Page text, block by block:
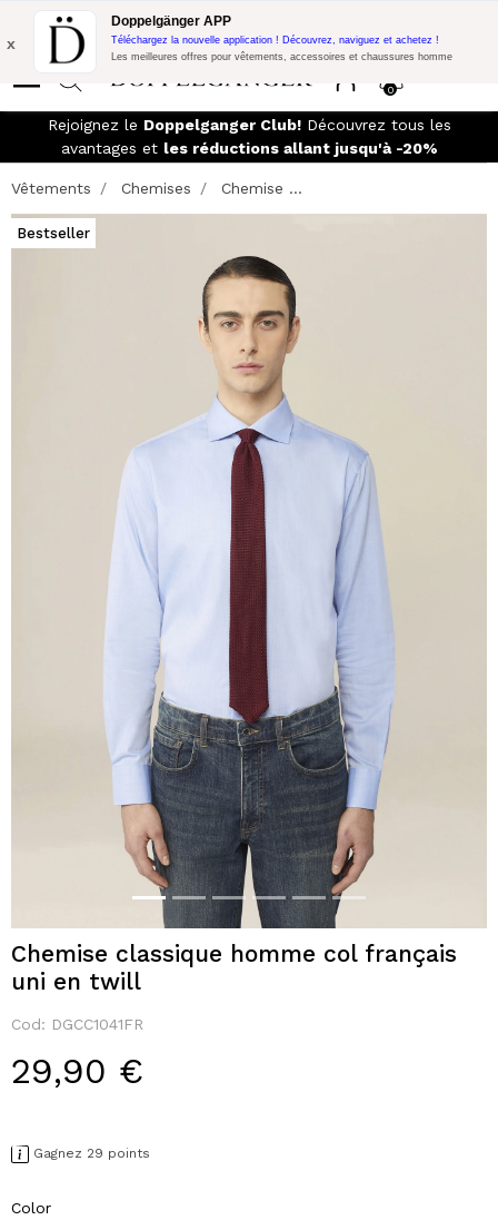
Promo Flash: 10% de réduction supplémentaire sur 300€ d'achat
avec le code:
0
x
Doppelgänger APP
Téléchargez la nouvelle application ! Découvrez, naviguez et achetez !
Les meilleures offres pour vêtements, accessoires et chaussures homme
Rejoignez le Doppelganger Club!Découvrez tous les
avantages et les réductions allant jusqu'à -20%
Vêtements Chemises Chemise ...
Bestseller
Chemise classique homme col français
uni en twill
Cod: DGCC1041FR
29,90 €
Gagnez 29 points
Color